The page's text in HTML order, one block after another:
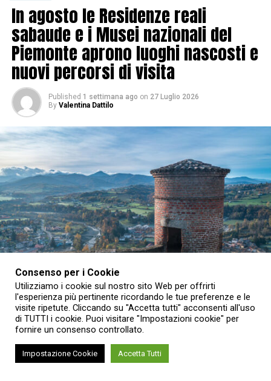
In agosto le Residenze reali
sabaude e i Musei nazionali del
Piemonte aprono luoghi nascosti e
nuovi percorsi di visita
Published 1 settimana ago on 27 Luglio 2026
By Valentina Dattilo
Quello di agosto sarà il mese per scoprire i luoghi meno
conosciuti e il patrimonio delle Residenze sabaude e dei
Musei nazionali del Piemonte attraverso un programma di
Consenso per i Cookie
Utilizziamo i cookie sul nostro sito Web per offrirti
l'esperienza più pertinente ricordando le tue preferenze e le
visite ripetute. Cliccando su "Accetta tutti" acconsenti all'uso
di TUTTI i cookie. Puoi visitare "Impostazioni cookie" per
fornire un consenso controllato.
Impostazione Cookie Accetta Tutti